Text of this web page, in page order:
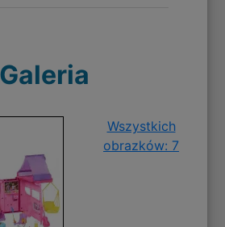
Galeria
Wszystkich
obrazków: 7